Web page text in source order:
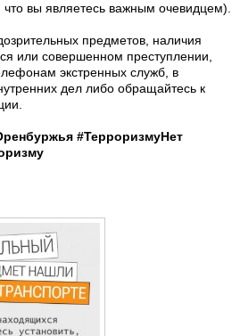
вы являетесь важным очевидцем).
предметов, наличия
или совершенном преступлении,
экстренных служб, в
дел либо обращайтесь к
#ТерроризмуНет